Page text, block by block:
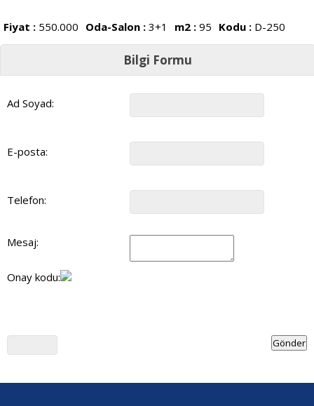
Fiyat : 550.000 Oda-Salon : 3+1 m2 : 95 Kodu : D-250
Bilgi Formu
Ad Soyad:
E-posta:
Telefon:
Mesaj:
Onay kodu: